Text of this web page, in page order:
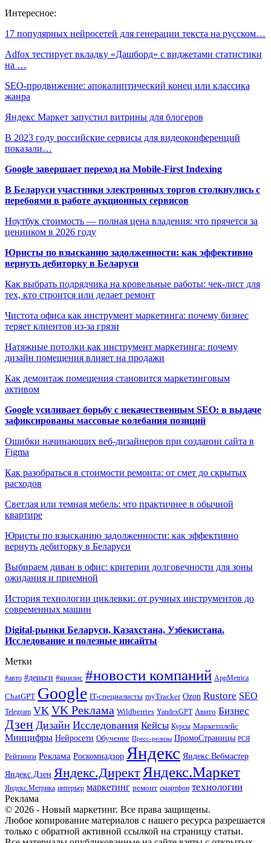
Интересное:
17 популярных нейросетей для генерации текста на русском…
Adfox тестирует вкладку «Дашборд» с виджетами статистики
на …
SEO-продвижение: апокалиптический конец или классика
жанра
Яндекс Маркет запустил витрины для блогеров
В 2023 году российские сервисы для видеоконференций
показали…
Google завершает переход на Mobile-First Indexing
В Беларуси участники электронных торгов столкнулись с
перебоями в работе аукционных сервисов
Ноутбук стоимость — полная цена владения: что прячется за
ценником в 2026 году
Юристы по взысканию задолженности: как эффективно
вернуть дебиторку в Беларуси
Как выбрать подрядчика на кровельные работы: чек-лист для
тех, кто строится или делает ремонт
Чистота офиса как инструмент маркетинга: почему бизнес
теряет клиентов из-за грязи
Натяжные потолки как инструмент маркетинга: почему
дизайн помещения влияет на продажи
Как демонтаж помещения становится маркетинговым
активом
Google усиливает борьбу с некачественным SEO: в выдаче
зафиксированы массовые колебания позиций
Ошибки начинающих веб-дизайнеров при создании сайта в
Figma
Как разобраться в стоимости ремонта: от смет до скрытых
расходов
Светлая или темная мебель: что практичнее в обычной
квартире
Юристы по взысканию задолженности: как эффективно
вернуть дебиторку в Беларуси
Выбираем диван в офис: критерии долговечности для зоны
ожидания и приемной
История технологии циклевки: от ручных инструментов до
современных машин
Digital-рынки Беларуси, Казахстана, Узбекистана.
Исследование и полезные инсайты
Метки
#авто #деньги #кризис #новости компаний AppMetrica
ChatGPT Google IT-специалисты myTracker Ozon Rustore SEO
Telegram VK VK Реклама Wildberries YandexGPT Авито Бизнес
Дзен Дизайн Исследования Кейсы Курсы Маркетплейс
Минцифры Нейросети Обучение Пресс-релизы ПромоСтраницы РСЯ
Рейтинги Реклама Роскомнадзор Яндекс Яндекс.Вебмастер
Яндекс.Дзен Яндекс.ДиректЯндекс.Маркет
Яндекс.Метрика интерьер маркетинг ремонт смартфон технологии
Реклама
© 2026 - Новый маркетинг. Все права защищены.
Любое копирование материалов с нашего ресурса разрешается
только с обратной активной ссылкой на страницу статьи.